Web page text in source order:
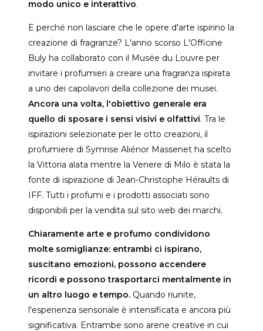
modo unico e interattivo.
E perché non lasciare che le opere d'arte ispirino la
creazione di fragranze? L'anno scorso L'Officine
Buly ha collaborato con il Musée du Louvre per
invitare i profumieri a creare una fragranza ispirata
a uno dei capolavori della collezione dei musei.
Ancora una volta, l'obiettivo generale era
quello di sposare i sensi visivi e olfattivi. Tra le
ispirazioni selezionate per le otto creazioni, il
profumiere di Symrise Aliénor Massenet ha scelto
la Vittoria alata mentre la Venere di Milo è stata la
fonte di ispirazione di Jean-Christophe Héraults di
IFF. Tutti i profumi e i prodotti associati sono
disponibili per la vendita sul sito web dei marchi.
Chiaramente arte e profumo condividono
molte somiglianze: entrambi ci ispirano,
suscitano emozioni, possono accendere
ricordi e possono trasportarci mentalmente in
un altro luogo e tempo. Quando riunite,
l'esperienza sensoriale è intensificata e ancora più
significativa. Entrambe sono arene creative in cui